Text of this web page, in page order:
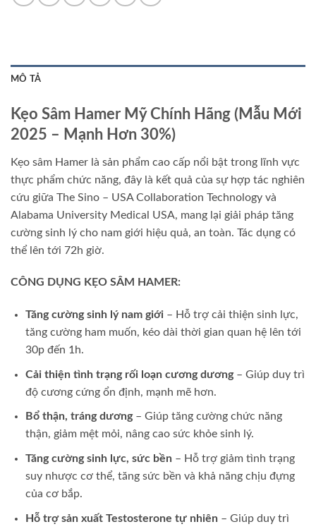
MÔ TẢ
Kẹo Sâm Hamer Mỹ Chính Hãng (Mẫu Mới
2025 – Mạnh Hơn 30%)
Kẹo sâm Hamer là sản phẩm cao cấp nổi bật trong lĩnh vực
thực phẩm chức năng, đây là kết quả của sự hợp tác nghiên
cứu giữa The Sino – USA Collaboration Technology và
Alabama University Medical USA, mang lại giải pháp tăng
cường sinh lý cho nam giới hiệu quả, an toàn. Tác dụng có
thể lên tới 72h giờ.
CÔNG DỤNG KẸO SÂM HAMER:
Tăng cường sinh lý nam giới– Hỗ trợ cải thiện sinh lực,
tăng cường ham muốn, kéo dài thời gian quan hệ lên tới
30p đến 1h.
Cải thiện tình trạng rối loạn cương dương– Giúp duy trì
độ cương cứng ổn định, mạnh mẽ hơn.
Bổ thận, tráng dương– Giúp tăng cường chức năng
thận, giảm mệt mỏi, nâng cao sức khỏe sinh lý.
Tăng cường sinh lực, sức bền – Hỗ trợ giảm tình trạng
suy nhược cơ thể, tăng sức bền và khả năng chịu đựng
của cơ bắp.
Hỗ trợ sản xuất Testosterone tự nhiên – Giúp duy trì